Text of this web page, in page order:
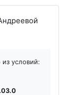
из условий: